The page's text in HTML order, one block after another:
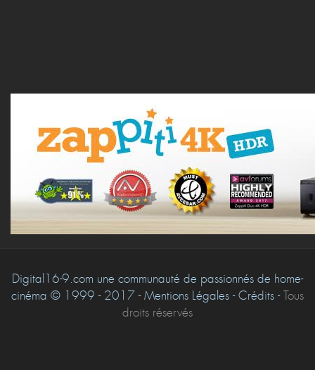
Digital16-9.com une communauté de passionnés de home-
cinéma © 1999 - 2017 - Mentions Légales - Crédits -Tous
droits réservés